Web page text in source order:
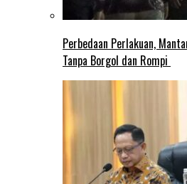
Perbedaan Perlakuan,
Tanpa Borgol dan Rompi